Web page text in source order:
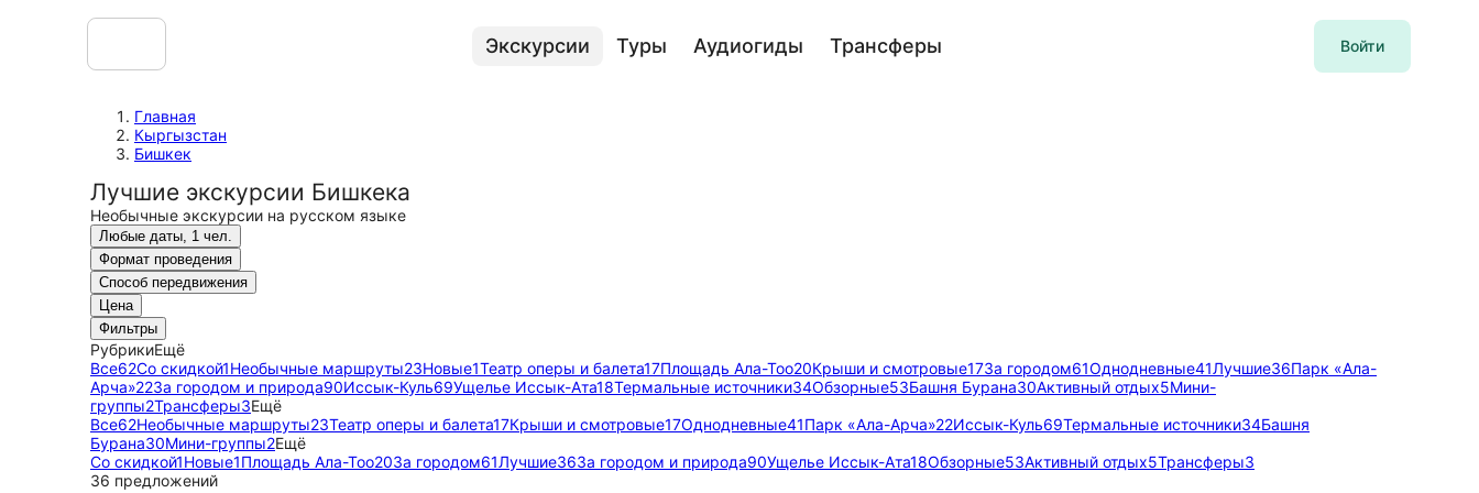
Экскурсии Туры Аудиогиды Трансферы Войти
Главная
Кыргызстан
Бишкек
Лучшие экскурсии Бишкека
Необычные экскурсии на русском языке
Любые даты, 1 чел.
Формат проведения
Способ передвижения
Цена
Фильтры
РубрикиЕщё
Все62Со скидкой1Необычные маршруты23Новые1Театр оперы и балета17Площадь Ала-Тоо20Крыши и смотровые17За городом61Однодневные41Лучшие36Парк «Ала-
Арча»22За городом и природа90Иссык-Куль69Ущелье Иссык-Ата18Термальные источники34Обзорные53Башня Бурана30Активный отдых5Мини-
группы2Трансферы3Ещё
Все62Необычные маршруты23Театр оперы и балета17Крыши и смотровые17Однодневные41Парк «Ала-Арча»22Иссык-Куль69Термальные источники34Башня
Бурана30Мини-группы2Ещё
Со скидкой1Новые1Площадь Ала-Тоо20За городом61Лучшие36За городом и природа90Ущелье Иссык-Ата18Обзорные53Активный отдых5Трансферы3
36 предложений